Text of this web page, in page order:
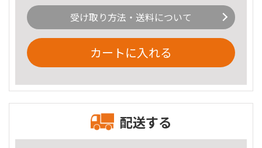
受け取り方法・送料について
カートに入れる
配送する